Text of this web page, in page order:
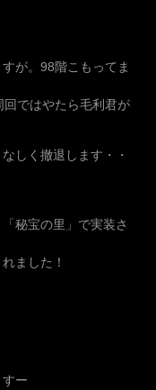
が。98階こもってま
ではやたら毛利君が
しく撤退します・・
秘宝の里」で実装さ
ました！
ー